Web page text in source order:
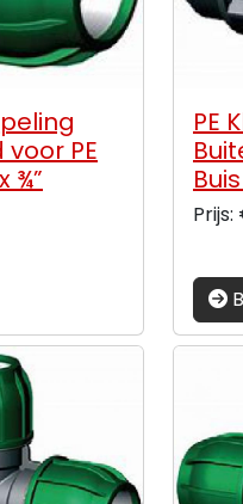
PE
¾”
PE